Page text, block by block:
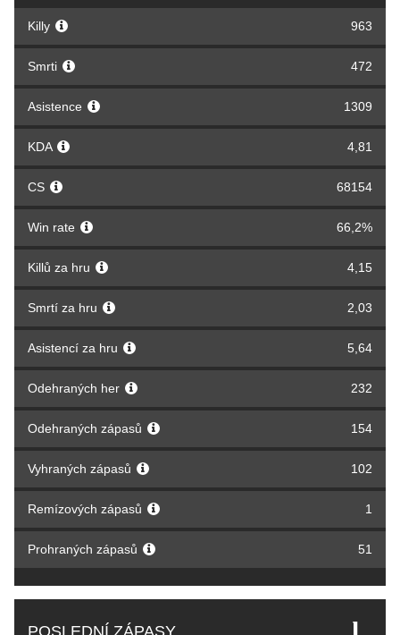
Killy 963
Smrti 472
Asistence 1309
KDA 4,81
CS 68154
Win rate 66,2%
Killů za hru 4,15
Smrtí za hru 2,03
Asistencí za hru 5,64
Odehraných her 232
Odehraných zápasů 154
Vyhraných zápasů 102
Remízových zápasů 1
Prohraných zápasů 51
POSLEDNÍ ZÁPASY